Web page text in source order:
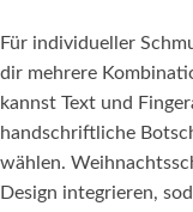
Für individueller
dir mehrere
kannst Text und
handschriftliche
wählen.
Design integrieren,